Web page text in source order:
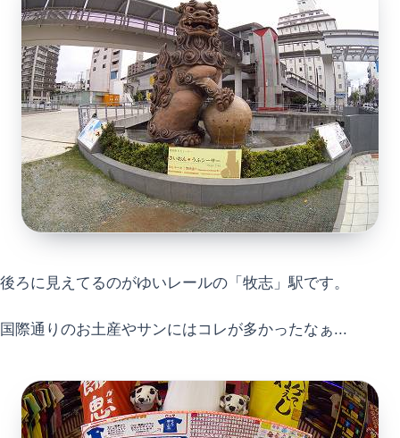
後ろに見えてるのがゆいレールの「牧志」駅です。
国際通りのお土産やサンにはコレが多かったなぁ...